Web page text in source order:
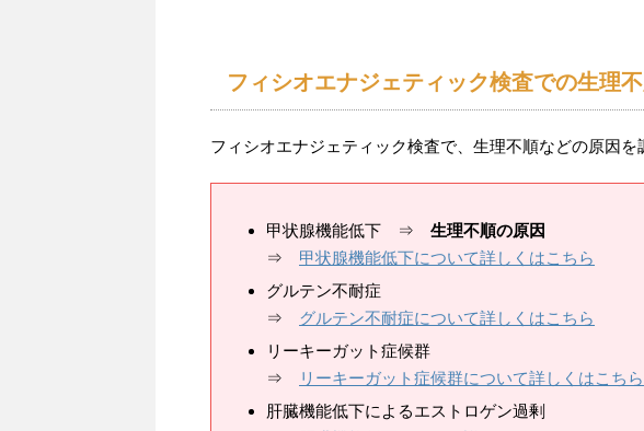
フィシオエナジェティック検査での生理
フィシオエナジェティック検査で、生理不順などの原因を
甲状腺機能低下 ⇒ 生理不順の原因
⇒ 甲状腺機能低下について詳しくはこちら
グルテン不耐症
⇒ グルテン不耐症について詳しくはこちら
リーキーガット症候群
⇒
リーキーガット症候群について詳しくはこちら
肝臓機能低下によるエストロゲン過剰